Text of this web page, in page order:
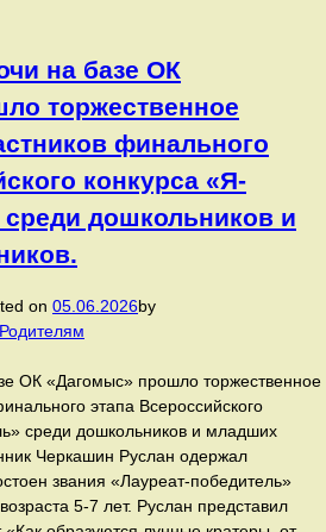
на базе ОК
торжественное
финального
конкурса «Я-
среди дошкольников и
on 05.06.2026by
Родителям
ОК «Дагомыс» прошло торжественное
этапа Всероссийского
среди дошкольников и младших
Черкашин Руслан одержал
звания «Лауреат-победитель»
5-7 лет. Руслан представил